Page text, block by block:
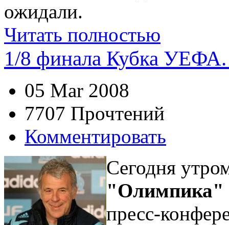
ожидали.
Читать полностью
1/8 финала Кубка
05 Mar 2008
7707 Прочтений
Комментировать
Сегодня
"Олимпика"
пресс-